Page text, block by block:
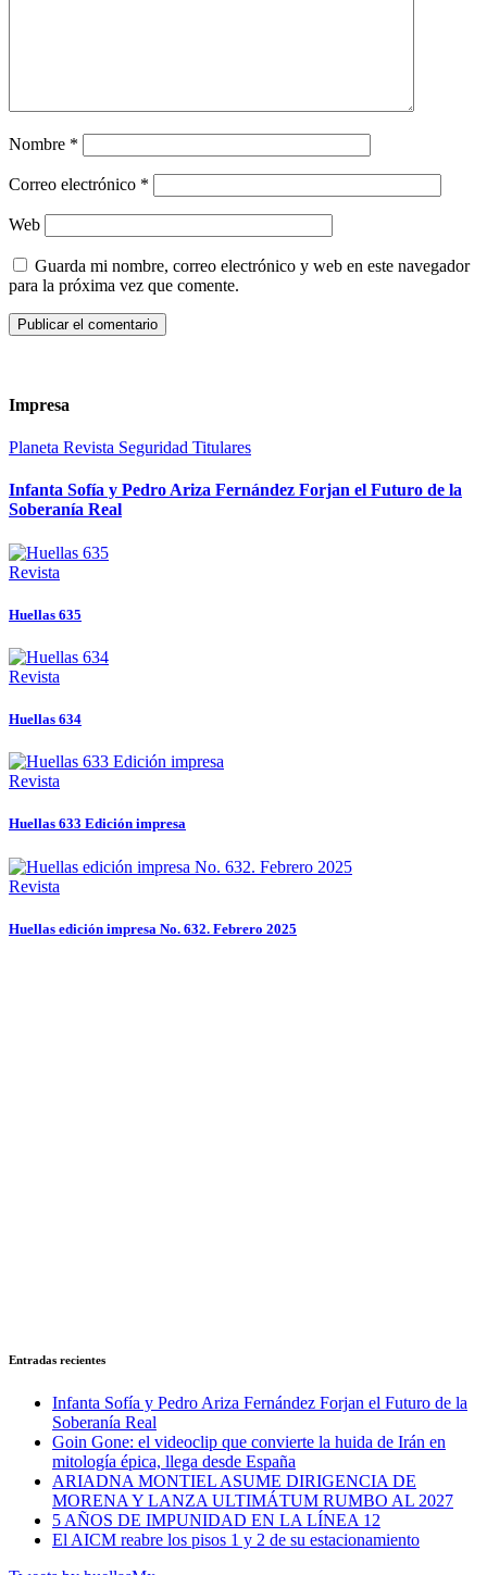
Nombre *
Correo electrónico *
Web
Guarda mi nombre, correo electrónico y web en este navegador
para la próxima vez que comente.
Impresa
Planeta Revista Seguridad Titulares
Infanta Sofía y Pedro Ariza Fernández Forjan el Futuro de la
Soberanía Real
Revista
Huellas 635
Revista
Huellas 634
Revista
Huellas 633 Edición impresa
Revista
Huellas edición impresa No. 632. Febrero 2025
Entradas recientes
Infanta Sofía y Pedro Ariza Fernández Forjan el Futuro de la
Soberanía Real
Goin Gone: el videoclip que convierte la huida de Irán en
mitología épica, llega desde España
ARIADNA MONTIEL ASUME DIRIGENCIA DE
MORENA Y LANZA ULTIMÁTUM RUMBO AL 2027
5 AÑOS DE IMPUNIDAD EN LA LÍNEA 12
El AICM reabre los pisos 1 y 2 de su estacionamiento